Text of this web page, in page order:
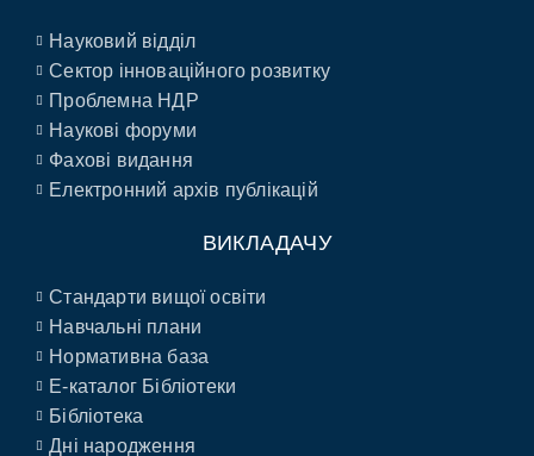
Науковий відділ
Сектор інноваційного розвитку
Проблемна НДР
Наукові форуми
Фахові видання
Електронний архів публікацій
ВИКЛАДАЧУ
Стандарти вищої освіти
Навчальні плани
Нормативна база
E-каталог Бібліотеки
Бібліотека
Дні народження